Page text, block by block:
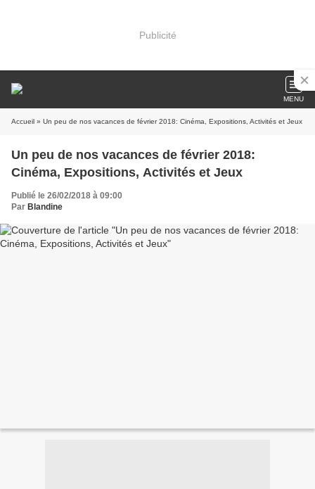
Publicité
MENU
Accueil » Un peu de nos vacances de février 2018: Cinéma, Expositions, Activités et Jeux
Un peu de nos vacances de février 2018:
Cinéma, Expositions, Activités et Jeux
Publié le 26/02/2018 à 09:00
Par Blandine